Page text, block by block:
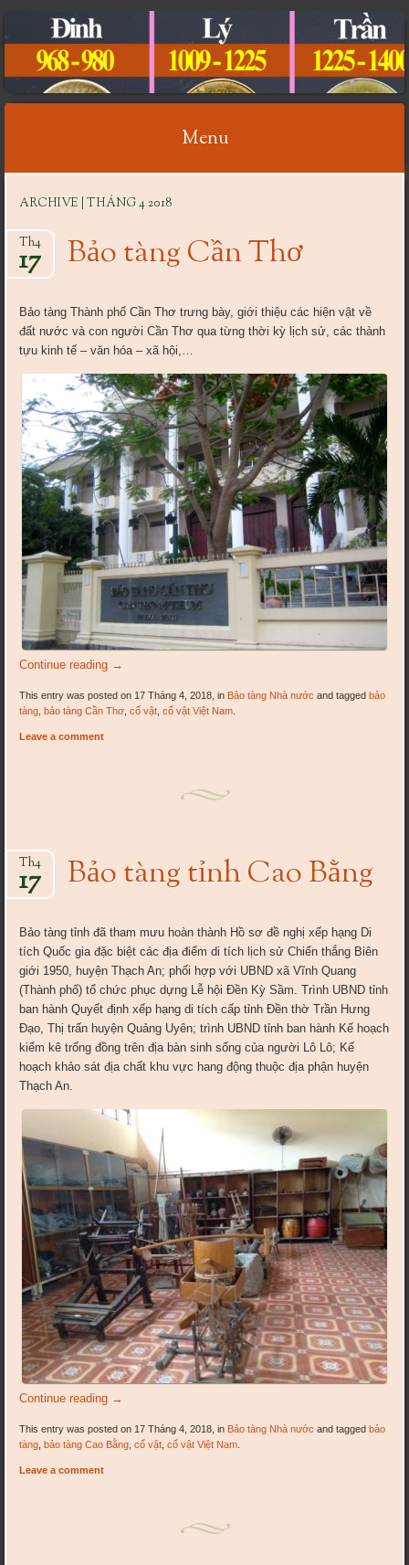
CỔ VẬT VIỆT NAM
Menu
content
ARCHIVE | THÁNG 4 2018
Bảo tàng Cần Thơ
Th4
17
Bảo tàng Thành phố Cần Thơ trưng bày, giới thiệu các hiện vật về
đất nước và con người Cần Thơ qua từng thời kỳ lịch sử, các thành
tựu kinh tế – văn hóa – xã hội,…
Continue reading →
This entry was posted on 17 Tháng 4, 2018, in Bảo tàng Nhà nước and taggedbảo
tàng ,bảo tàng Cần Thơ ,cổ vật ,cổ vật Việt Nam
Leave a comment
Bảo tàng tỉnh Cao Bằng
Th4
17
Bảo tàng tỉnh đã tham mưu hoàn thành Hồ sơ đề nghị xếp hạng Di
tích Quốc gia đặc biệt các địa điểm di tích lịch sử Chiến thắng Biên
giới 1950, huyện Thạch An; phối hợp với UBND xã Vĩnh Quang
(Thành phố) tổ chức phục dựng Lễ hội Đền Kỳ Sầm. Trình UBND tỉnh
ban hành Quyết định xếp hạng di tích cấp tỉnh Đền thờ Trần Hưng
Đạo, Thị trấn huyện Quảng Uyên; trình UBND tỉnh ban hành Kế hoạch
kiểm kê trống đồng trên địa bàn sinh sống của người Lô Lô; Kế
hoạch khảo sát địa chất khu vực hang động thuộc địa phận huyện
Thạch An.
Continue reading →
This entry was posted on 17 Tháng 4, 2018, in Bảo tàng Nhà nước and taggedbảo
tàng ,bảo tàng Cao Bằng ,cổ vật ,cổ vật Việt Nam
Leave a comment